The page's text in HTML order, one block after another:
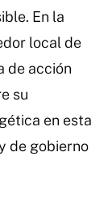
En la
local de
de acción
su
en esta
de gobierno